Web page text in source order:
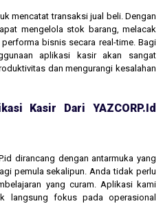
mencatat transaksi jual beli. Dengan
mengelola stok barang, melacak
bisnis secara real-time. Bagi
aplikasi kasir akan sangat
dan mengurangi kesalahan
Kasir Dari YAZCORP.id
dirancang dengan antarmuka yang
pemula sekalipun. Anda tidak perlu
yang curam. Aplikasi kami
langsung fokus pada operasional